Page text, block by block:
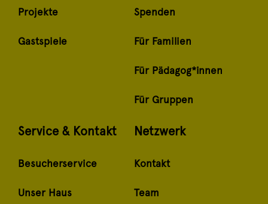
Projekte
Gastspiele
Spenden
Für Familien
Für Pädagog*innen
Für Gruppen
Service & Kontakt
Besucherservice
Unser Haus
Netzwerk
Kontakt
Team